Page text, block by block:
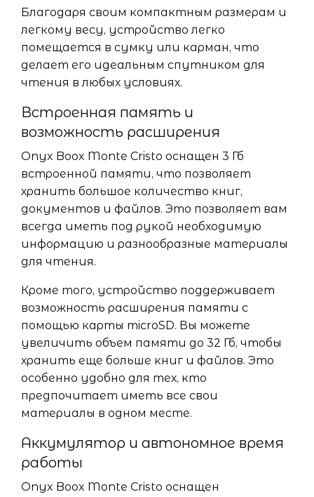
Благодаря своим компактным размерам и
легкому весу, устройство легко
помещается в сумку или карман, что
делает его идеальным спутником для
чтения в любых условиях.
Встроенная память и
возможность расширения
Onyx Boox Monte Cristo оснащен 3 Гб
встроенной памяти, что позволяет
хранить большое количество книг,
документов и файлов. Это позволяет вам
всегда иметь под рукой необходимую
информацию и разнообразные материалы
для чтения.
Кроме того, устройство поддерживает
возможность расширения памяти с
помощью карты microSD. Вы можете
увеличить объем памяти до 32 Гб, чтобы
хранить еще больше книг и файлов. Это
особенно удобно для тех, кто
предпочитает иметь все свои
материалы в одном месте.
Аккумулятор и автономное время
работы
Onyx Boox Monte Cristo оснащен